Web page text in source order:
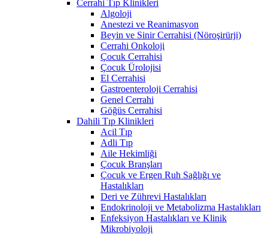
Cerrahi Tıp Klinikleri
Algoloji
Anestezi ve Reanimasyon
Beyin ve Sinir Cerrahisi (Nöroşirürji)
Cerrahi Onkoloji
Çocuk Cerrahisi
Çocuk Ürolojisi
El Cerrahisi
Gastroenteroloji Cerrahisi
Genel Cerrahi
Göğüs Cerrahisi
Dahili Tıp Klinikleri
Acil Tıp
Adli Tıp
Aile Hekimliği
Çocuk Branşları
Çocuk ve Ergen Ruh Sağlığı ve
Hastalıkları
Deri ve Zührevi Hastalıkları
Endokrinoloji ve Metabolizma Hastalıkları
Enfeksiyon Hastalıkları ve Klinik
Mikrobiyoloji